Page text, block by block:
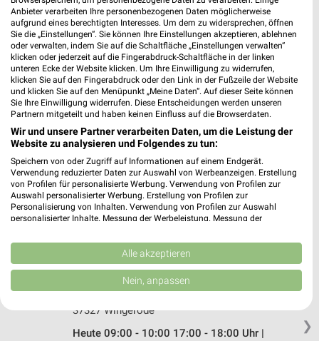
EURONICS Schönbach Herzberg
Hauptstrasse 19
37412 Herzberg
Heute 09:00 - 12:30 14:30 - 18:00 Uhr |
Schließt in 52 Min.
230,60 km
EP:Pahl Herzberg
Hauptstr. 61
37412 Herzberg
Heute 09:00 - 18:00 Uhr |
Schließt in 52 Min.
❯
EURONICS Stratmann Wingerode
Flutstr. 3
37327 Wingerode
Heute 09:00 - 10:00 17:00 - 18:00 Uhr |
Anbieter verarbeiten Ihre personenbezogenen Daten möglicherweise
aufgrund eines berechtigten Interesses. Um dem zu widersprechen, öffnen
Sie die „Einstellungen“. Sie können Ihre Einstellungen akzeptieren, ablehnen
oder verwalten, indem Sie auf die Schaltfläche „Einstellungen verwalten“
klicken oder jederzeit auf die Fingerabdruck-Schaltfläche in der linken
unteren Ecke der Website klicken. Um Ihre Einwilligung zu widerrufen,
klicken Sie auf den Fingerabdruck oder den Link in der Fußzeile der Website
und klicken Sie auf den Menüpunkt „Meine Daten“. Auf dieser Seite können
Sie Ihre Einwilligung widerrufen. Diese Entscheidungen werden unseren
Partnern mitgeteilt und haben keinen Einfluss auf die Browserdaten.
Wir und unsere Partner verarbeiten Daten, um die Leistung der
Website zu analysieren und Folgendes zu tun:
Speichern von oder Zugriff auf Informationen auf einem Endgerät.
Verwendung reduzierter Daten zur Auswahl von Werbeanzeigen. Erstellung
von Profilen für personalisierte Werbung. Verwendung von Profilen zur
Auswahl personalisierter Werbung. Erstellung von Profilen zur
Personalisierung von Inhalten. Verwendung von Profilen zur Auswahl
personalisierter Inhalte. Messung der Werbeleistung. Messung der
Kombinationen von Daten aus verschiedenen Quellen. Entwicklung und
Verbesserung der Angebote. Verwendung reduzierter Daten zur Auswahl
von Inhalten.
Daten können außerhalb der Europäischen Union weitergegeben und in die
Website/App.
Partnerliste anzeigen (1 IAB-Anbieter)
Alle akzeptieren
Nein, anpassen